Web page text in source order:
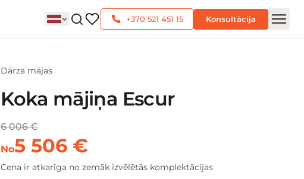
+370 521 451 15 Konsultācija
Dārza mājas
Koka mājiņa Escur
6 006 €
No5 506 €
Cena ir atkarīga no zemāk izvēlētās komplektācijas